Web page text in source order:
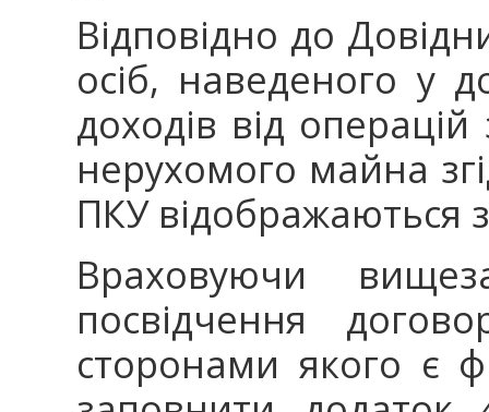
Відповідно до
осіб, наведеного у
доходів від
нерухомого майна
ПКУ відображаються
Враховуючи
посвідчення
сторонами якого є